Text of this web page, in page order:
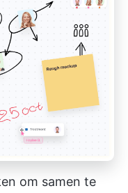
om samen te